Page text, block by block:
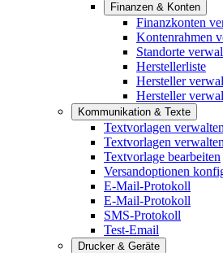
Finanzen & Konten
Finanzkonten
Kontenrahmen
Standorte
Herstellerliste
Hersteller
Hersteller
Kommunikation & Texte
Textvorlagen verwalten
Textvorlagen verwalten
Textvorlage bearbeiten
Versandoptionen
E-Mail-Protokoll
E-Mail-Protokoll
SMS-Protokoll
Test-Email
Drucker & Geräte